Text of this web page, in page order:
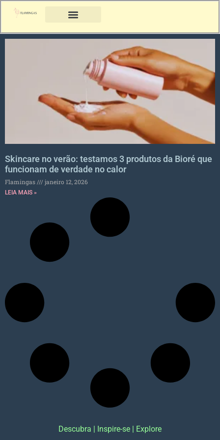
Skincare no verão: testamos 3 produtos da Bioré que
funcionam de verdade no calor
Flamingas janeiro 12, 2026
LEIA MAIS »
Descubra | Inspire-se | Explore